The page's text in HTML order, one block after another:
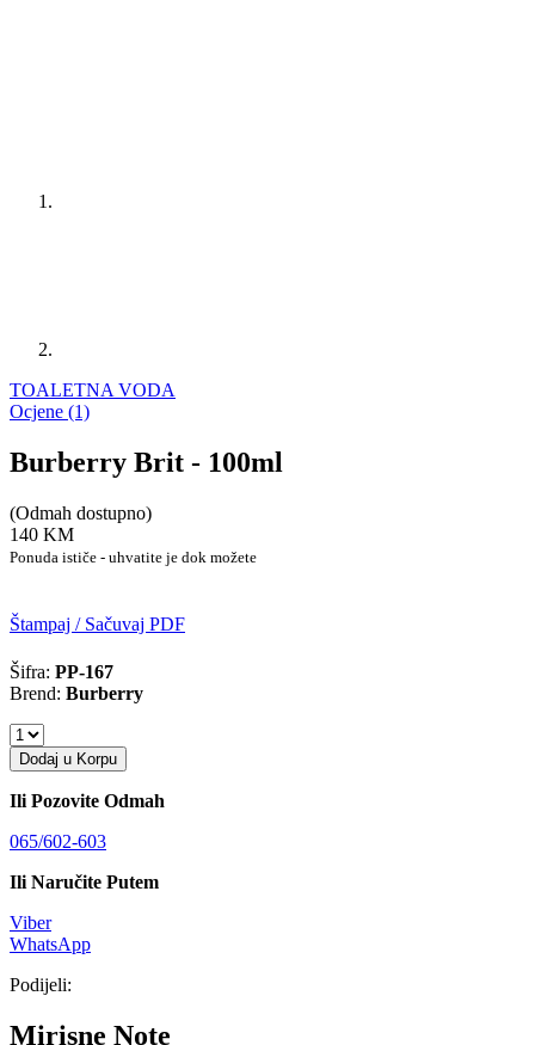
TOALETNA VODA
Ocjene (1)
Burberry Brit - 100ml
(Odmah dostupno)
140 KM
Ponuda ističe - uhvatite je dok možete
Štampaj / Sačuvaj PDF
Šifra: PP-167
Brend: Burberry
Dodaj u Korpu
Ili Pozovite Odmah
065/602-603
Ili Naručite Putem
Viber
WhatsApp
Podijeli:
Mirisne Note